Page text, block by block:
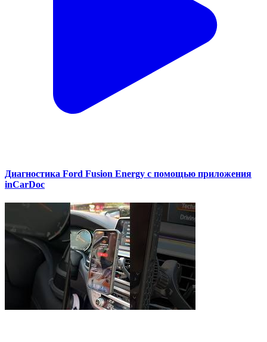
Диагностика Ford Fusion Energy с помощью приложения
inCarDoc